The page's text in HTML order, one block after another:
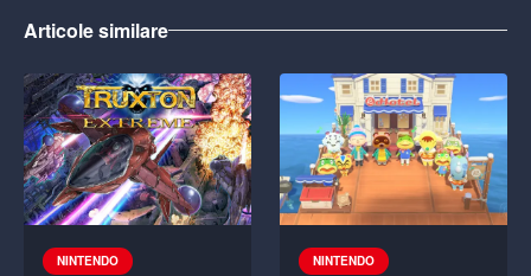
Articole similare
NINTENDO NINTENDO